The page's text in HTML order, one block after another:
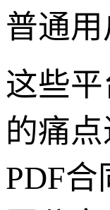
普通用
这些
的痛
PDF